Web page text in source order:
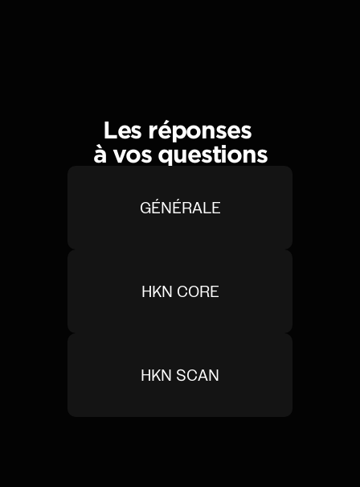
Les réponses
à vos questions
GÉNÉRALE
HKN CORE
HKN SCAN